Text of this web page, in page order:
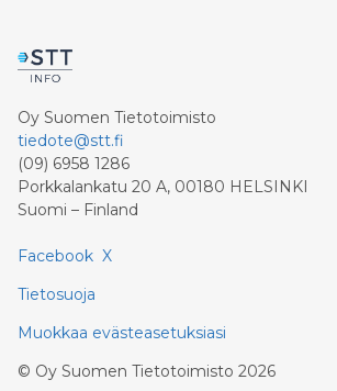
Oy Suomen Tietotoimisto
tiedote@stt.fi
(09) 6958 1286
Porkkalankatu 20 A, 00180 HELSINKI
Suomi – Finland
Facebook X
Tietosuoja
Muokkaa evästeasetuksiasi
© Oy Suomen Tietotoimisto 2026